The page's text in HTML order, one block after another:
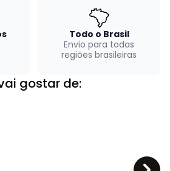
Todo o Brasil
Envio para todas
regiões brasileiras
gostar de: